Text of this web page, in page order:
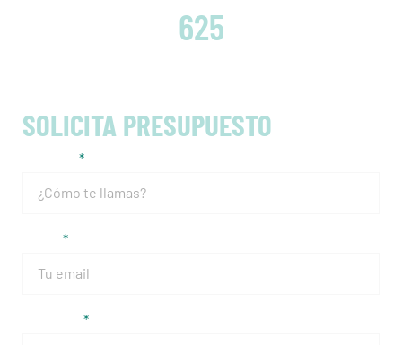
SOLICITA PRESUPUESTO
625